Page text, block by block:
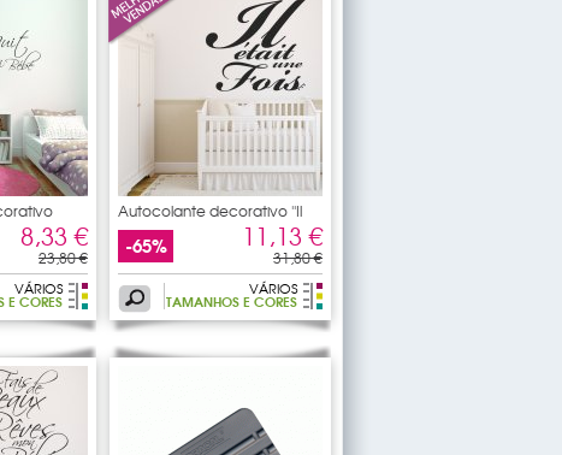
8,33 €
23,80 €
VÁRIOS
E CORES
Autocolante decorativo ''Il
-65% 11,13 €
31,80 €
VÁRIOS
TAMANHOS E CORES